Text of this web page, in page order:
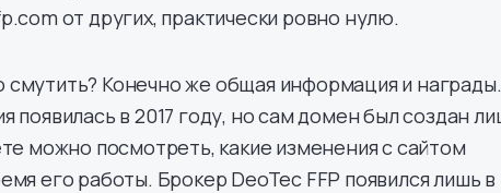
от других, практически ровно нулю.
смутить? Конечно же общая информация и награды.
появилась в 2017 году, но сам домен был создан
можно посмотреть, какие изменения с сайтом
его работы. Брокер DeoTec FFP появился лишь в